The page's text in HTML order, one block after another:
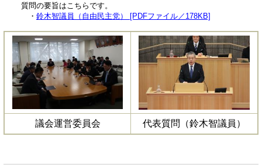
質問の要旨はこちらです。
・ 鈴木智議員（自由民主党） [PDFファイル／178KB]
議会運営委員会 代表質問（鈴木智議員）